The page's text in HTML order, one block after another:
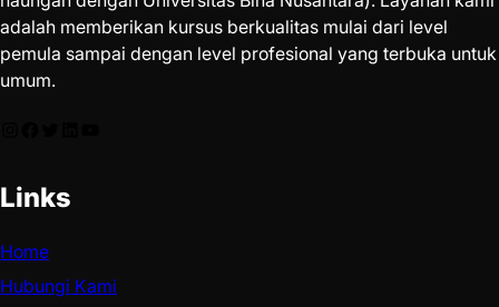
adalah memberikan kursus berkualitas mulai dari level
pemula sampai dengan level profesional yang terbuka untuk
umum.
Links
Home
Hubungi Kami